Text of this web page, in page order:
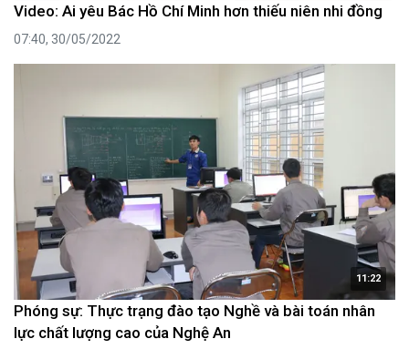
Video: Ai yêu Bác Hồ Chí Minh hơn thiếu niên nhi đồng
07:40, 30/05/2022
11:22
Phóng sự: Thực trạng đào tạo Nghề và bài toán nhân
lực chất lượng cao của Nghệ An